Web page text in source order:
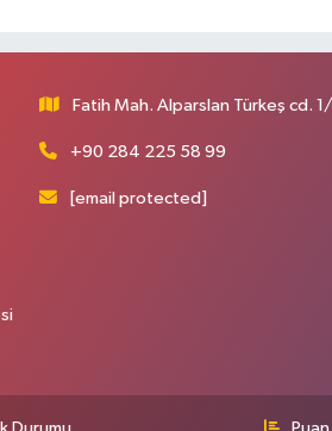
Fatih Mah. Alparslan Türkeş cd.
+90 284 225 58 99
[email protected]